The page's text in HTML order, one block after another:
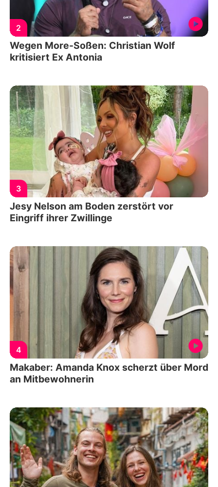
2
Wegen More-Soßen: Christian Wolf
kritisiert Ex Antonia
3
Jesy Nelson am Boden zerstört vor
Eingriff ihrer Zwillinge
4
Makaber: Amanda Knox scherzt über Mord
an Mitbewohnerin